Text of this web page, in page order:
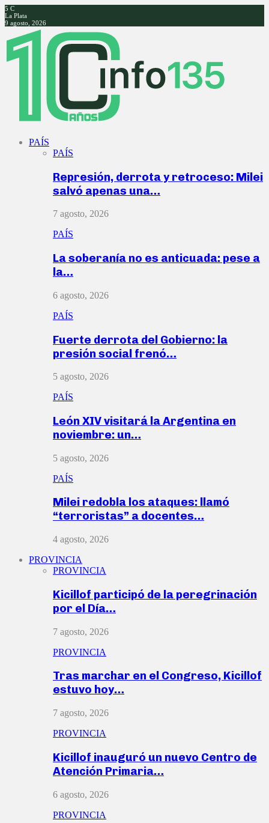
5 C
La Plata
9 agosto, 2026
Facebook
Twitter
Instagram
Youtube
PAÍS
PAÍS
Represión, derrota y retroceso: Milei
salvó apenas una…
7 agosto, 2026
PAÍS
La soberanía no es anticuada: pese a
la…
6 agosto, 2026
PAÍS
Fuerte derrota del Gobierno: la
presión social frenó…
5 agosto, 2026
PAÍS
León XIV visitará la Argentina en
noviembre: un…
5 agosto, 2026
PAÍS
Milei redobla los ataques: llamó
“terroristas” a docentes…
4 agosto, 2026
PROVINCIA
PROVINCIA
Kicillof participó de la peregrinación
por el Día…
7 agosto, 2026
PROVINCIA
Tras marchar en el Congreso, Kicillof
estuvo hoy…
7 agosto, 2026
PROVINCIA
Kicillof inauguró un nuevo Centro de
Atención Primaria…
6 agosto, 2026
PROVINCIA